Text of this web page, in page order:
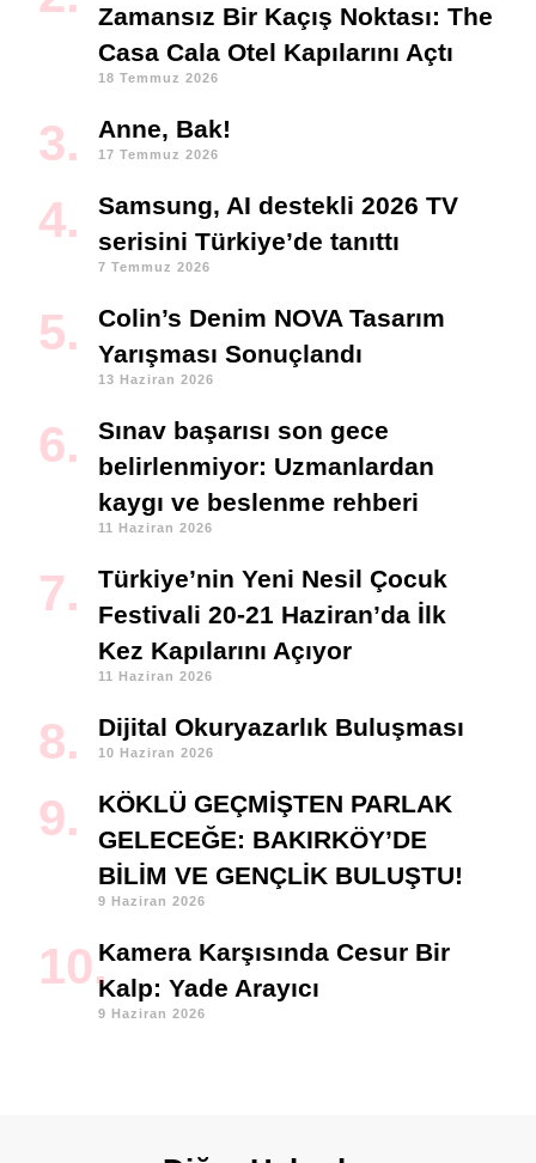
Zamansız Bir Kaçış Noktası: The
Casa Cala Otel Kapılarını Açtı
18 Temmuz 2026
Anne, Bak!
17 Temmuz 2026
Samsung, AI destekli 2026 TV
serisini Türkiye’de tanıttı
7 Temmuz 2026
Colin’s Denim NOVA Tasarım
Yarışması Sonuçlandı
13 Haziran 2026
Sınav başarısı son gece
belirlenmiyor: Uzmanlardan
kaygı ve beslenme rehberi
11 Haziran 2026
Türkiye’nin Yeni Nesil Çocuk
Festivali 20-21 Haziran’da İlk
Kez Kapılarını Açıyor
11 Haziran 2026
Dijital Okuryazarlık Buluşması
10 Haziran 2026
KÖKLÜ GEÇMİŞTEN PARLAK
GELECEĞE: BAKIRKÖY’DE
BİLİM VE GENÇLİK BULUŞTU!
9 Haziran 2026
Kamera Karşısında Cesur Bir
Kalp: Yade Arayıcı
9 Haziran 2026